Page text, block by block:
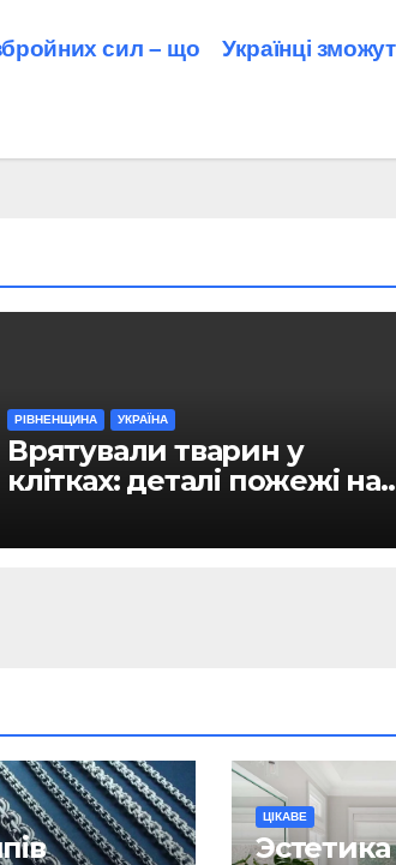
Українці
сил – що
РІВНЕНЩИНА УКРАЇНА
Врятували тварин у
клітках: деталі пожежі на
ЦІКАВЕ
Эстетика